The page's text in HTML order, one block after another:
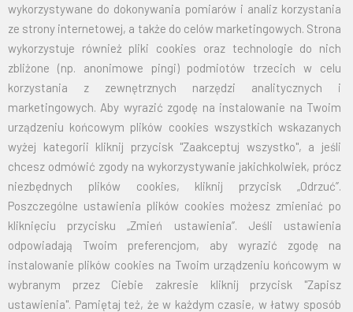
wykorzystywane do dokonywania pomiarów i analiz korzystania
ze strony internetowej, a także do celów marketingowych. Strona
wykorzystuje również pliki cookies oraz technologie do nich
zbliżone (np. anonimowe pingi) podmiotów trzecich w celu
korzystania z zewnętrznych narzędzi analitycznych i
marketingowych. Aby wyrazić zgodę na instalowanie na Twoim
urządzeniu końcowym plików cookies wszystkich wskazanych
wyżej kategorii kliknij przycisk "Zaakceptuj wszystko", a jeśli
chcesz odmówić zgody na wykorzystywanie jakichkolwiek, prócz
niezbędnych plików cookies, kliknij przycisk „Odrzuć”.
Poszczególne ustawienia plików cookies możesz zmieniać po
kliknięciu przycisku „Zmień ustawienia”. Jeśli ustawienia
odpowiadają Twoim preferencjom, aby wyrazić zgodę na
instalowanie plików cookies na Twoim urządzeniu końcowym w
wybranym przez Ciebie zakresie kliknij przycisk "Zapisz
ustawienia". Pamiętaj też, że w każdym czasie, w łatwy sposób
OPIS:
Stojaczek gabinetowy wykonany ze stali, poddanej procesowi
chromo-niklowania. Możliwość zamocowania flagietki oraz
proporczyka. Wymiary: - średnica podstawki: 60 mm - wysokość
stojaczka: 355 mm - średnica maszcika: 4 mm - każdy maszcik
wieńczy ozdobny grot.
Przy zamówieniu większej ilości cena zostanie wyliczona
indywidualnie.
CENA NETTO: 59,50 zł
CENA BRUTTO: 73,19 zł
marketing@bielflag.pl
biuro@bielflag.pl
TELEFON:
600 42 11 90